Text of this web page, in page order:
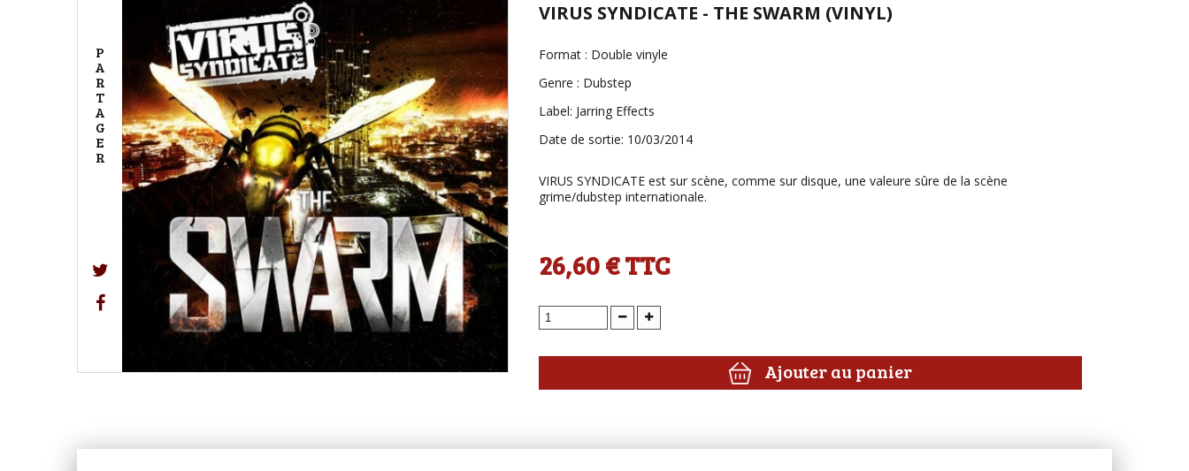
P
A
R
T
A
G
E
R
VIRUS SYNDICATE - THE SWARM (VINYL)
Format : Double vinyle
Genre : Dubstep
Label: Jarring Effects
Date de sortie: 10/03/2014
VIRUS SYNDICATE est sur scène, comme sur disque, une valeure sûre de la scène
grime/dubstep internationale.
26,60 €TTC
Ajouter au panier